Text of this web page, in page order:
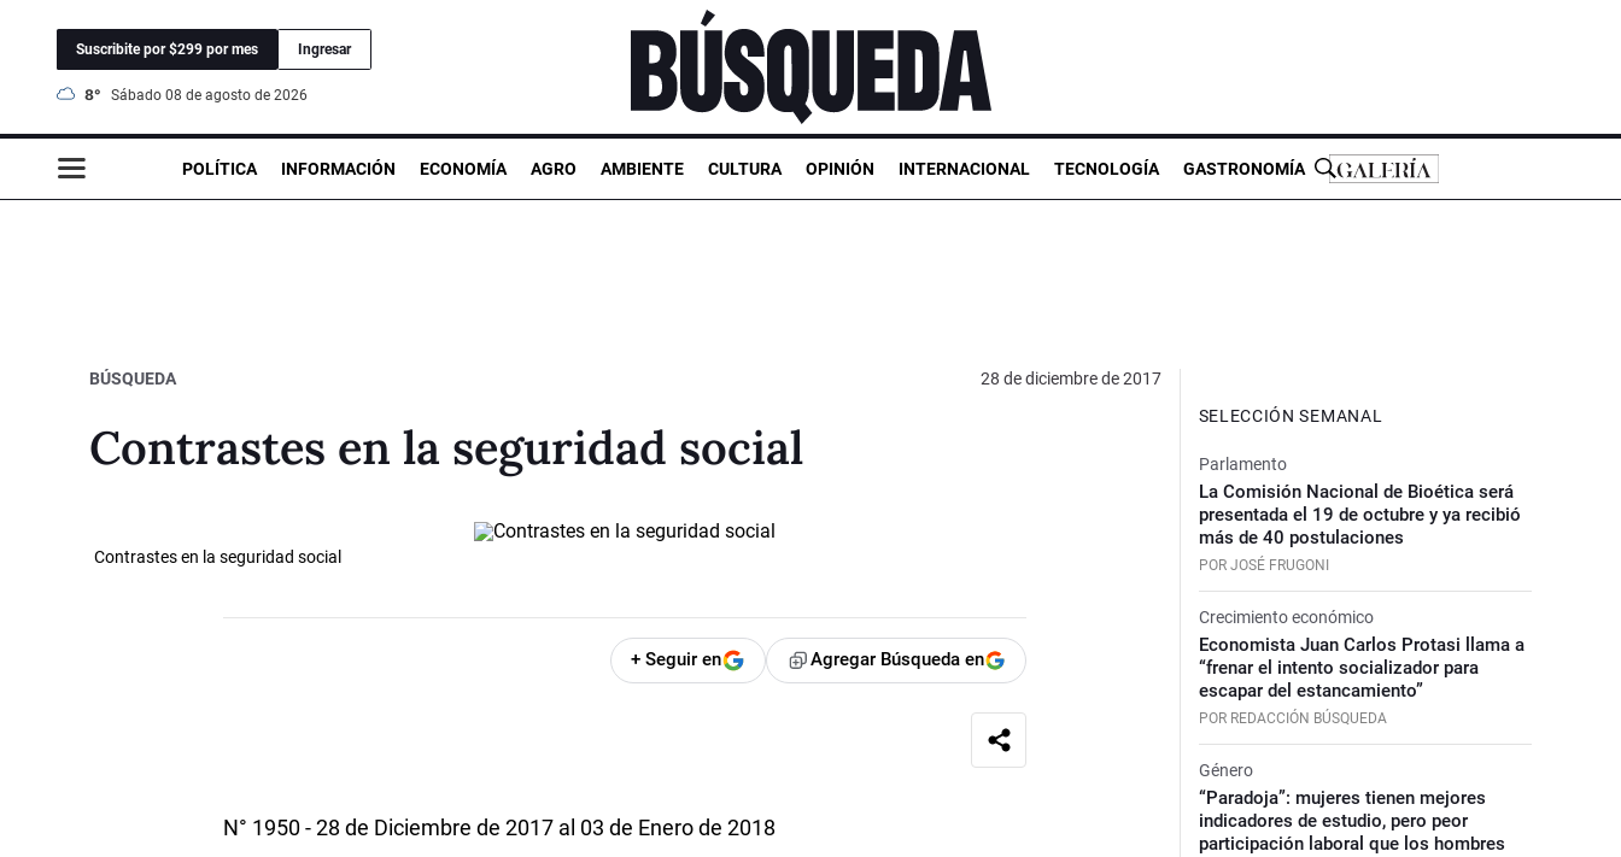
Suscribite por $299 por mes Ingresar
8° sábado 08 de agosto de 2026
POLÍTICA INFORMACIÓN ECONOMÍA AGRO AMBIENTE CULTURA OPINIÓN INTERNACIONAL TECNOLOGÍA GASTRONOMÍA
BÚSQUEDA 28 de diciembre de 2017
Contrastes en la seguridad social
Contrastes en la seguridad social
+ Seguir en Agregar Búsqueda en
N° 1950 - 28 de Diciembre de 2017 al 03 de Enero de 2018
SELECCIÓN SEMANAL
Parlamento
La Comisión Nacional de Bioética será
presentada el 19 de octubre y ya recibió
más de 40 postulaciones
POR JOSÉ FRUGONI
Crecimiento económico
Economista Juan Carlos Protasi llama a
“frenar el intento socializador para
escapar del estancamiento”
POR REDACCIÓN BÚSQUEDA
Género
“Paradoja”: mujeres tienen mejores
indicadores de estudio, pero peor
participación laboral que los hombres